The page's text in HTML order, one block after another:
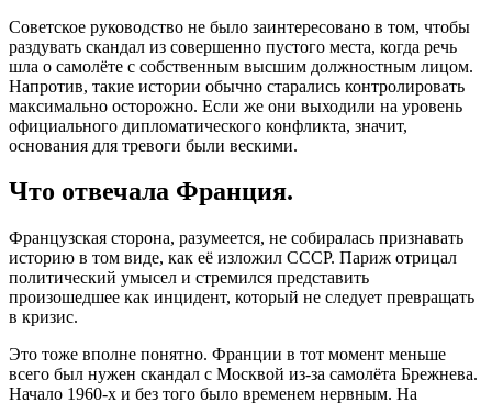
Советское руководство не было заинтересовано в том, чтобы
раздувать скандал из совершенно пустого места, когда речь
шла о самолёте с собственным высшим должностным лицом.
Напротив, такие истории обычно старались контролировать
максимально осторожно. Если же они выходили на уровень
официального дипломатического конфликта, значит,
основания для тревоги были вескими.
Что отвечала Франция.
Французская сторона, разумеется, не собиралась признавать
историю в том виде, как её изложил СССР. Париж отрицал
политический умысел и стремился представить
произошедшее как инцидент, который не следует превращать
в кризис.
Это тоже вполне понятно. Франции в тот момент меньше
всего был нужен скандал с Москвой из-за самолёта Брежнева.
Начало 1960-х и без того было временем нервным. На